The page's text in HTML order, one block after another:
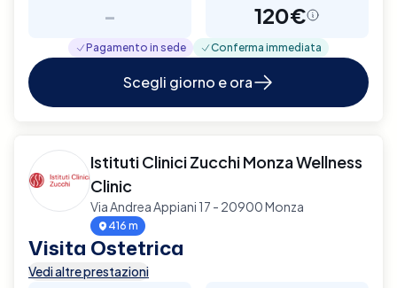
- 120€
Pagamento in sede Conferma immediata
Scegli giorno e ora
Istituti Clinici Zucchi Monza Wellness
Clinic
Via Andrea Appiani 17 - 20900 Monza
416 m
Visita Ostetrica
Vedi altre prestazioni